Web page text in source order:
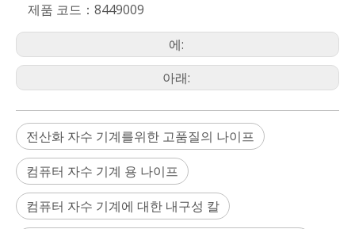
제품 코드： 8449009
에:
아래:
전산화 자수 기계를위한 고품질의 나이프
컴퓨터 자수 기계 용 나이프
컴퓨터 자수 기계에 대한 내구성 칼